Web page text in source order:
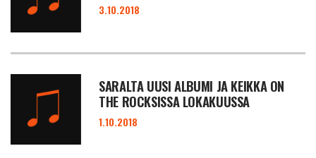
3.10.2018
SARALTA UUSI ALBUMI JA KEIKKA ON
THE ROCKSISSA LOKAKUUSSA
1.10.2018